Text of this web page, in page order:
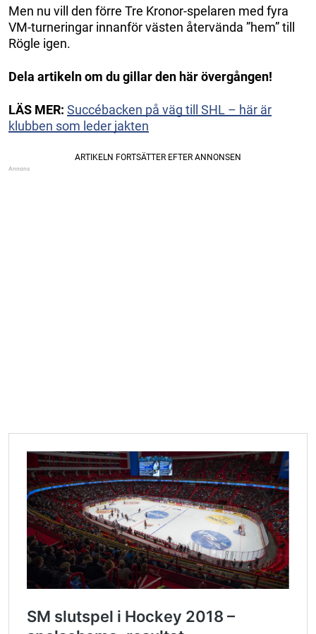
Men nu vill den förre Tre Kronor-spelaren med fyra
VM-turneringar innanför västen återvända ”hem” till
Rögle igen.
Dela artikeln om du gillar den här övergången!
LÄS MER: Succébacken på väg till SHL – här är
klubben som leder jakten